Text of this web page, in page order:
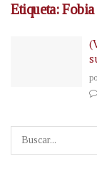
Etiqueta: